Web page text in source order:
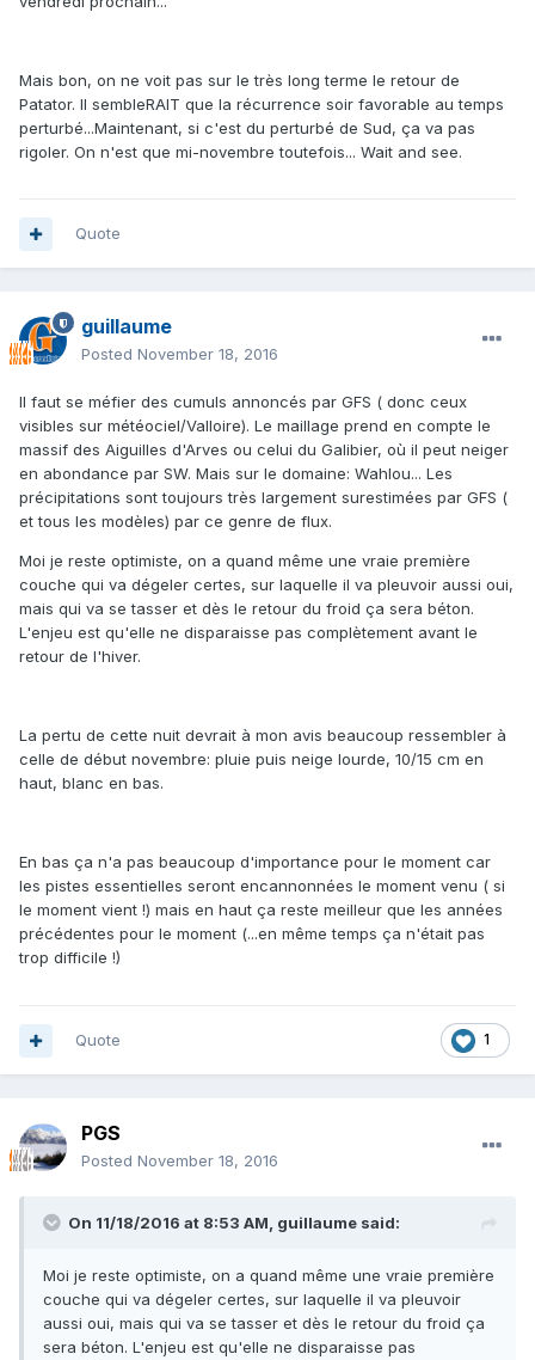
Mais bon, on ne voit pas sur le très long terme le retour de
Patator. Il sembleRAIT que la récurrence soir favorable au temps
perturbé...Maintenant, si c'est du perturbé de Sud, ça va pas
rigoler. On n'est que mi-novembre toutefois... Wait and see.
Quote
guillaume
Posted November 18, 2016
Il faut se méfier des cumuls annoncés par GFS ( donc ceux
visibles sur météociel/Valloire). Le maillage prend en compte le
massif des Aiguilles d'Arves ou celui du Galibier, où il peut neiger
en abondance par SW. Mais sur le domaine: Wahlou... Les
précipitations sont toujours très largement surestimées par GFS (
et tous les modèles) par ce genre de flux.
Moi je reste optimiste, on a quand même une vraie première
couche qui va dégeler certes, sur laquelle il va pleuvoir aussi oui,
mais qui va se tasser et dès le retour du froid ça sera béton.
L'enjeu est qu'elle ne disparaisse pas complètement avant le
retour de l'hiver.
La pertu de cette nuit devrait à mon avis beaucoup ressembler à
celle de début novembre: pluie puis neige lourde, 10/15 cm en
haut, blanc en bas.
En bas ça n'a pas beaucoup d'importance pour le moment car
les pistes essentielles seront encannonnées le moment venu ( si
le moment vient !) mais en haut ça reste meilleur que les années
précédentes pour le moment (...en même temps ça n'était pas
trop difficile !)
1
Quote
PGS
Posted November 18, 2016
On 11/18/2016 at 8:53 AM, guillaume said:
Moi je reste optimiste, on a quand même une vraie première
couche qui va dégeler certes, sur laquelle il va pleuvoir
aussi oui, mais qui va se tasser et dès le retour du froid ça
sera béton. L'enjeu est qu'elle ne disparaisse pas